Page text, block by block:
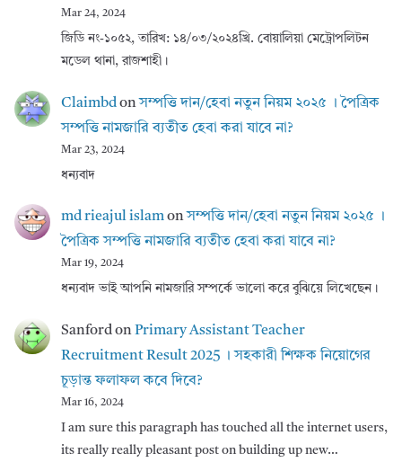
Mar 24, 2024
জিডি নং-১০৫২, তারিখ: ১৪/০৩/২০২৪খ্রি. বোয়ালিয়া মেট্রোপলিটন
মডেল থানা, রাজশাহী।
Claimbdonসম্পত্তি দান/হেবা নতুন নিয়ম ২০২৫ । পৈত্রিক
সম্পত্তি নামজারি ব্যতীত হেবা করা যাবে না?
Mar 23, 2024
ধন্যবাদ
md rieajul islamonসম্পত্তি দান/হেবা নতুন নিয়ম ২০২৫ ।
পৈত্রিক সম্পত্তি নামজারি ব্যতীত হেবা করা যাবে না?
Mar 19, 2024
ধন্যবাদ ভাই আপনি নামজারি সম্পর্কে ভালো করে বুঝিয়ে লিখেছেন।
SanfordonPrimary Assistant Teacher
Recruitment Result 2025 । সহকারী শিক্ষক নিয়োগের
চূড়ান্ত ফলাফল কবে দিবে?
Mar 16, 2024
I am sure this paragraph has touched all the internet users,
its really really pleasant post on building up new…